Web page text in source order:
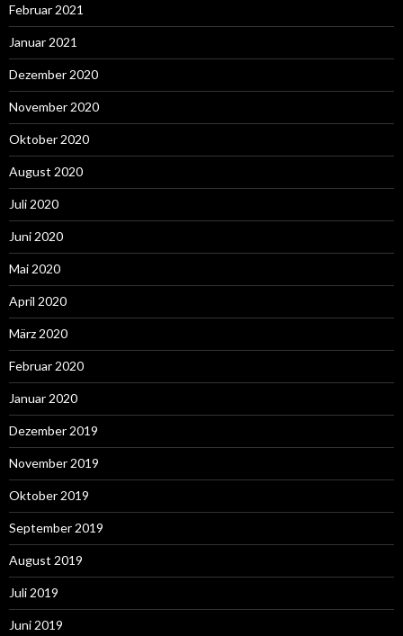
Februar 2021
Januar 2021
Dezember 2020
November 2020
Oktober 2020
August 2020
Juli 2020
Juni 2020
Mai 2020
April 2020
März 2020
Februar 2020
Januar 2020
Dezember 2019
November 2019
Oktober 2019
September 2019
August 2019
Juli 2019
Juni 2019